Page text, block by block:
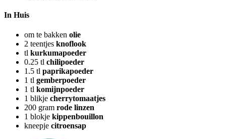
In Huis
om te bakken olie
2 teentjes knoflook
tl kurkumapoeder
0.25 tl chilipoeder
1.5 tl paprikapoeder
1 tl gemberpoeder
1 tl komijnpoeder
1 blikje cherrytomaatjes
200 gram rode linzen
1 blokje kippenbouillon
kneepje citroensap